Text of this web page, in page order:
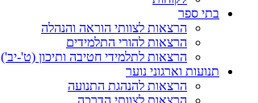
בתי ספר
הרצאות לצוותי הוראה והנהלה
הרצאות להורי התלמידים
הרצאות לתלמידי חטיבה ותיכון (ט'-יב')
תנועות וארגוני נוער
הרצאות להנהגת התנועה
הרצאות לצוותי הדרכה